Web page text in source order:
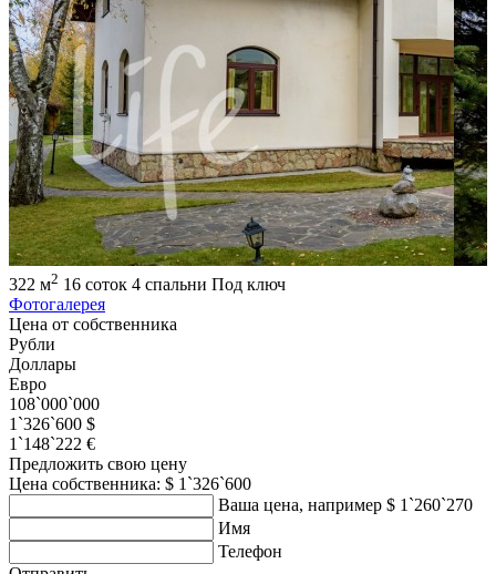
322 м2 16 соток 4 спальни Под ключ
Фотогалерея
Цена от собственника
Рубли
Доллары
Евро
108`000`000
1`326`600 $
1`148`222 €
Предложить свою цену
Цена собственника: $ 1`326`600
Ваша цена, например $ 1`260`270
Имя
Телефон